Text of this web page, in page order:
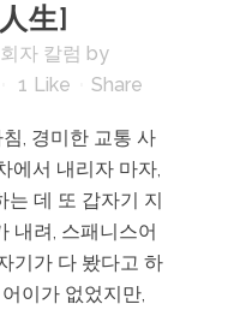
生]
자 칼럼 by
1 Like Share
, 경미한 교통 사
에서 내리자 마자,
는 데 또 갑자기 지
내려, 스패니스어
기가 다 봤다고 하
이가 없었지만,